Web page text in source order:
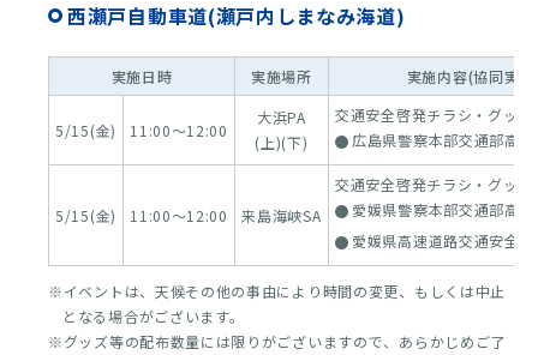
西瀬戸自動車道(瀬戸内しまなみ海道)
実施日時 実施場所 実施内容(協同実
5/15(金) 11:00～12:00
大浜PA
(上)(下)
交通安全啓発チラシ・グッズ
広島県警察本部交通部高
5/15(金) 11:00～12:00 来島海峡SA
交通安全啓発チラシ・グッズ
愛媛県警察本部交通部高
愛媛県高速道路交通安全
※イベントは、天候その他の事由により時間の変更、もしくは中止
となる場合がございます。
※グッズ等の配布数量には限りがございますので、あらかじめご了